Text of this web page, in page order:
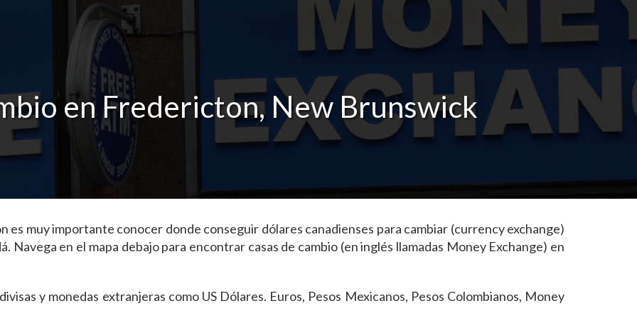
en Fredericton, New Brunswick
es muy importante conocer donde conseguir dólares canadienses para cambiar (currency exchange)
Navega en el mapa debajo para encontrar casas de cambio (en inglés llamadas Money Exchange) en
y monedas extranjeras como US Dólares. Euros, Pesos Mexicanos, Pesos Colombianos, Money